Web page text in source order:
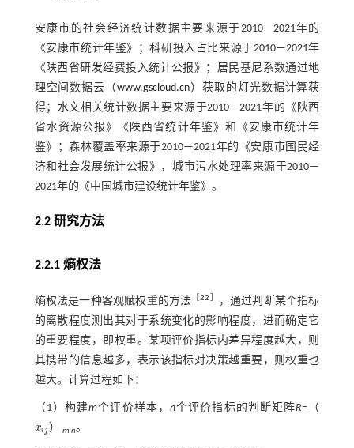
安康市的社会经济统计数据主要来源于2010—2021年的
《安康市统计年鉴》；科研投入占比来源于2010—2021年
《陕西省研发经费投入统计公报》；居民基尼系数通过地
理空间数据云（www.gscloud.cn ）获取的灯光数据计算获
得；水文相关统计数据主要来源于2010—2021年的《陕西
省水资源公报》《陕西省统计年鉴》和《安康市统计年
鉴》；森林覆盖率来源于2010—2021年的《安康市国民经
济和社会发展统计公报》，城市污水处理率来源于2010—
2021年的《中国城市建设统计年鉴》。
2.2 研究方法
2.2.1 熵权法
熵权法是一种客观赋权重的方法 ［22
，通过判断某个指标
的离散程度测出其对于系统变化的影响程度，进而确定它
的重要程度，即权重。某项评价指标内差异程度越大，则
其携带的信息越多，表示该指标对决策越重要，则权重也
越大。计算过程如下：
（1）构建m个评价样本，n个评价指标的判断矩阵R=（
xi j
xij ） m n。